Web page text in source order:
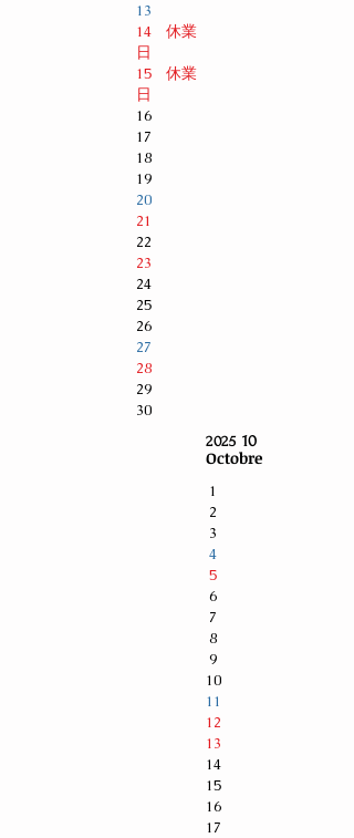
13
14
休業
日
15
休業
日
16
17
18
19
20
21
22
23
24
25
26
27
28
29
30
2025 10
Octobre
1
2
3
4
5
6
7
8
9
10
11
12
13
14
15
16
17